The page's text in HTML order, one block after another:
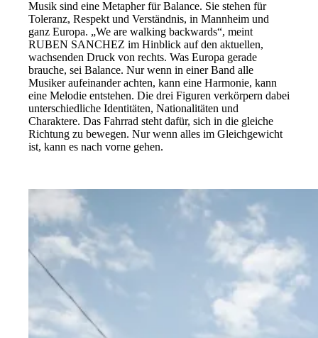
Musik sind eine Metapher für Balance. Sie stehen für
Toleranz, Respekt und Verständnis, in Mannheim und
ganz Europa. „We are walking backwards“, meint
RUBEN SANCHEZ im Hinblick auf den aktuellen,
wachsenden Druck von rechts. Was Europa gerade
brauche, sei Balance. Nur wenn in einer Band alle
Musiker aufeinander achten, kann eine Harmonie, kann
eine Melodie entstehen. Die drei Figuren verkörpern dabei
unterschiedliche Identitäten, Nationalitäten und
Charaktere. Das Fahrrad steht dafür, sich in die gleiche
Richtung zu bewegen. Nur wenn alles im Gleichgewicht
ist, kann es nach vorne gehen.